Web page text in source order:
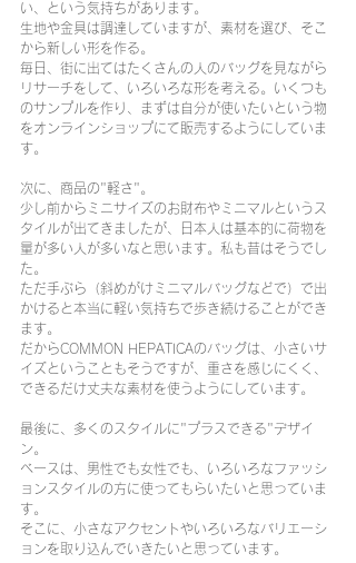
い、という気持ちがあります。
生地や金具は調達していますが、素材を選び、そこ
から新しい形を作る。
毎日、街に出てはたくさんの人のバッグを見ながら
リサーチをして、いろいろな形を考える。いくつも
のサンプルを作り、まずは自分が使いたいという物
をオンラインショップにて販売するようにしていま
す。
次に、商品の"軽さ"。
少し前からミニサイズのお財布やミニマルというス
タイルが出てきましたが、日本人は基本的に荷物を
量が多い人が多いなと思います。私も昔はそうでし
た。
ただ手ぶら（斜めがけミニマルバッグなどで）で出
かけると本当に軽い気持ちで歩き続けることができ
ます。
だからCOMMON HEPATICAのバッグは、小さいサ
イズということもそうですが、重さを感じにくく、
できるだけ丈夫な素材を使うようにしています。
最後に、多くのスタイルに"プラスできる"デザイ
ン。
ベースは、男性でも女性でも、いろいろなファッシ
ョンスタイルの方に使ってもらいたいと思っていま
す。
そこに、小さなアクセントやいろいろなバリエーシ
ョンを取り込んでいきたいと思っています。